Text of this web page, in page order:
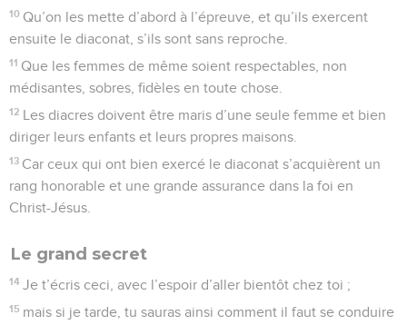
10 Qu’on les mette d’abord à l’épreuve, et qu’ils exercent
ensuite le diaconat, s’ils sont sans reproche.
11 Que les femmes de même soient respectables, non
médisantes, sobres, fidèles en toute chose.
12 Les diacres doivent être maris d’une seule femme et bien
diriger leurs enfants et leurs propres maisons.
13 Car ceux qui ont bien exercé le diaconat s’acquièrent un
rang honorable et une grande assurance dans la foi en
Christ-Jésus.
Le grand secret
14 Je t’écris ceci, avec l’espoir d’aller bientôt chez toi ;
15 mais si je tarde, tu sauras ainsi comment il faut se conduire